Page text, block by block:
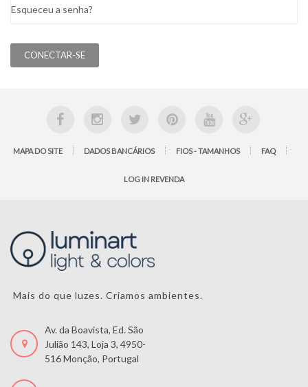
Esqueceu a senha?
CONECTAR-SE
MAPA DO SITE DADOS BANCÁRIOS FIOS - TAMANHOS FAQ
LOG IN REVENDA
Mais do que luzes. Criamos ambientes.
Av. da Boavista, Ed. São
Julião 143, Loja 3, 4950-
516 Monção, Portugal